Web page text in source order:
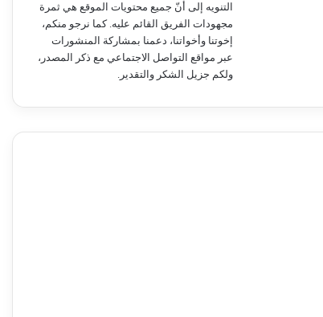
التنويه إلى أنّ جميع محتويات الموقع هي ثمرة
مجهودات الفريق القائم عليه. كما نرجو منكم،
إخوتنا وأخواتنا، دعمنا بمشاركة المنشورات
عبر مواقع التواصل الاجتماعي مع ذكر المصدر،
ولكم جزيل الشكر والتقدير.